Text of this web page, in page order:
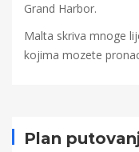
Grand Harbor.
Malta skriva mnoge
kojima mozete
Plan